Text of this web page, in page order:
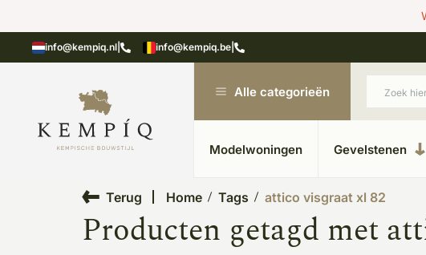
info@kempiq.nl info@kempiq.be
in Kesteren Unieke materialen in kempische bouwstijl
Alle categorieën
Modelwoningen Gevelstenen
Terug Home Tags attico visgraat xl 82
Producten getagd met